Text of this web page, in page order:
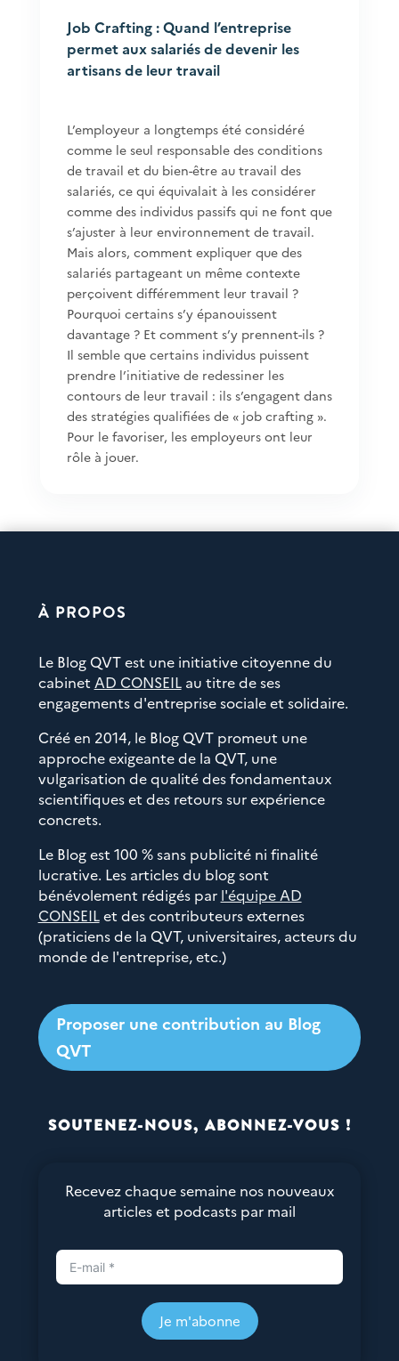
Job Crafting : Quand l’entreprise
permet aux salariés de devenir les
artisans de leur travail
L’employeur a longtemps été considéré
comme le seul responsable des conditions
de travail et du bien-être au travail des
salariés, ce qui équivalait à les considérer
comme des individus passifs qui ne font que
s’ajuster à leur environnement de travail.
Mais alors, comment expliquer que des
salariés partageant un même contexte
perçoivent différemment leur travail ?
Pourquoi certains s’y épanouissent
davantage ? Et comment s’y prennent-ils ?
Il semble que certains individus puissent
prendre l’initiative de redessiner les
contours de leur travail : ils s’engagent dans
des stratégies qualifiées de « job crafting ».
Pour le favoriser, les employeurs ont leur
rôle à jouer.
À PROPOS
Le Blog QVT est une initiative citoyenne du
cabinet AD CONSEILau titre de ses
engagements d'entreprise sociale et solidaire.
Créé en 2014, le Blog QVT promeut une
approche exigeante de la QVT, une
vulgarisation de qualité des fondamentaux
scientifiques et des retours sur expérience
concrets.
Le Blog est 100 % sans publicité ni finalité
lucrative. Les articles du blog sont
bénévolement rédigés par l'équipe AD
CONSEILet des contributeurs externes
(praticiens de la QVT, universitaires, acteurs du
monde de l'entreprise, etc.)
Proposer une contribution au Blog
QVT
SOUTENEZ-NOUS, ABONNEZ-VOUS !
Recevez chaque semaine nos nouveaux
articles et podcasts par mail
Je m'abonne